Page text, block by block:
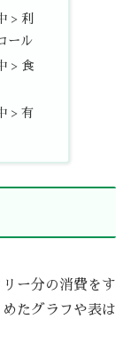
> 利
ール
> 食
> 有
ー分の消費をす
たグラフや表は